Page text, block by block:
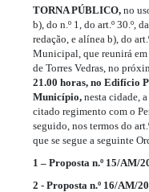
TORNA PÚBLICO, no
b), do n.º 1, do art.º 30.º,
redação, e alínea b), do
Municipal, que reunirá
de Torres Vedras, no
21.00 horas, no Edifício
Município, nesta cidade,
citado regimento com o
seguido, nos termos do
que se segue a seguinte
1 – Proposta n.º 15/AM/
2 - Proposta n.º 16/AM/